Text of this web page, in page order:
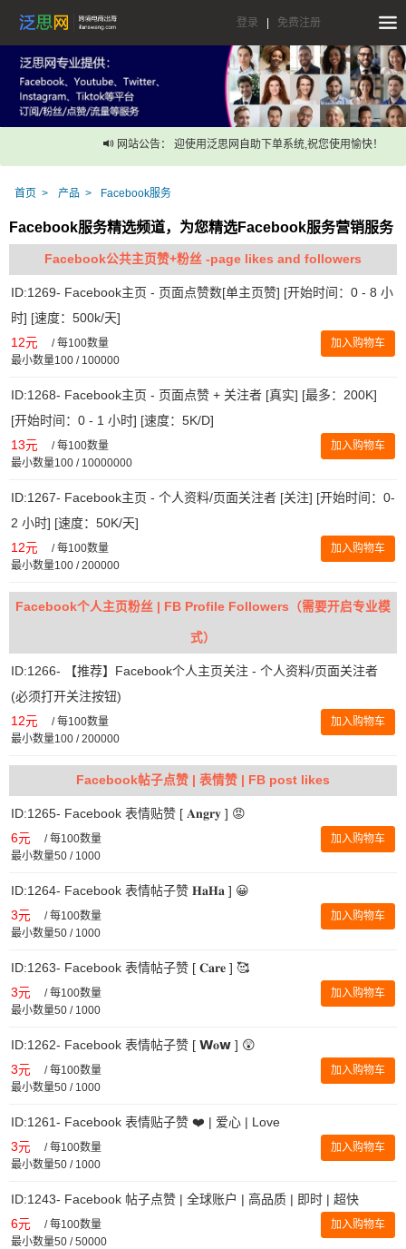
登录 免费注册
网站公告： 迎使用泛思网自助下单系统,祝您使用愉快！
首页 产品 Facebook服务
Facebook服务精选频道，为您精选Facebook服务营销服务
Facebook公共主页赞+粉丝 -page likes and followers
ID:1269- Facebook主页 - 页面点赞数[单主页赞] [开始时间：0 - 8 小
时] [速度：500k/天]
12元 /每100数量
最小数量100 / 100000
加入购物车
ID:1268- Facebook主页 - 页面点赞 + 关注者 [真实] [最多：200K]
[开始时间：0 - 1 小时] [速度：5K/D]
13元 /每100数量
最小数量100 / 10000000
加入购物车
ID:1267- Facebook主页 - 个人资料/页面关注者 [关注] [开始时间：0-
2 小时] [速度：50K/天]
12元 /每100数量
最小数量100 / 200000
加入购物车
Facebook个人主页粉丝 | FB Profile Followers（需要开启专业模
式）
ID:1266- 【推荐】Facebook个人主页关注 - 个人资料/页面关注者
(必须打开关注按钮)
12元 /每100数量
最小数量100 / 200000
加入购物车
Facebook帖子点赞 | 表情赞 | FB post likes
ID:1265- Facebook 表情贴赞 [ 𝐀𝐧𝐠𝐫𝐲 ] 😡
6元 /每100数量
最小数量50 / 1000
加入购物车
ID:1264- Facebook 表情帖子赞 𝐇𝐚𝐇𝐚 ] 😀
3元 /每100数量
最小数量50 / 1000
加入购物车
ID:1263- Facebook 表情帖子赞 [ 𝐂𝐚𝐫𝐞 ] 🥰
3元 /每100数量
最小数量50 / 1000
加入购物车
ID:1262- Facebook 表情帖子赞 [ 𝗪𝐨𝘄 ] 😲
3元 /每100数量
最小数量50 / 1000
加入购物车
ID:1261- Facebook 表情贴子赞 ❤️ | 爱心 | Love
3元 /每100数量
最小数量50 / 1000
加入购物车
ID:1243- Facebook 帖子点赞 | 全球账户 | 高品质 | 即时 | 超快
6元 /每100数量
最小数量50 / 50000
加入购物车